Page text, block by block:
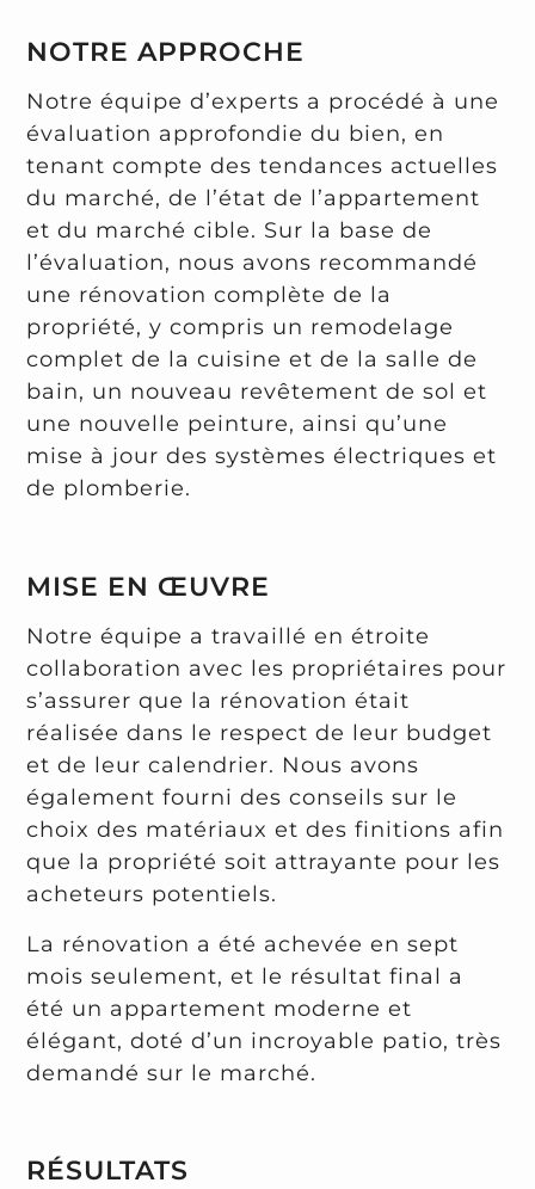
NOTRE APPROCHE
Notre équipe d’experts a procédé à une
évaluation approfondie du bien, en
tenant compte des tendances actuelles
du marché, de l’état de l’appartement
et du marché cible. Sur la base de
l’évaluation, nous avons recommandé
une rénovation complète de la
propriété, y compris un remodelage
complet de la cuisine et de la salle de
bain, un nouveau revêtement de sol et
une nouvelle peinture, ainsi qu’une
mise à jour des systèmes électriques et
de plomberie.
MISE EN ŒUVRE
Notre équipe a travaillé en étroite
collaboration avec les propriétaires pour
s’assurer que la rénovation était
réalisée dans le respect de leur budget
et de leur calendrier. Nous avons
également fourni des conseils sur le
choix des matériaux et des finitions afin
que la propriété soit attrayante pour les
acheteurs potentiels.
La rénovation a été achevée en sept
mois seulement, et le résultat final a
été un appartement moderne et
élégant, doté d’un incroyable patio, très
demandé sur le marché.
RÉSULTATS